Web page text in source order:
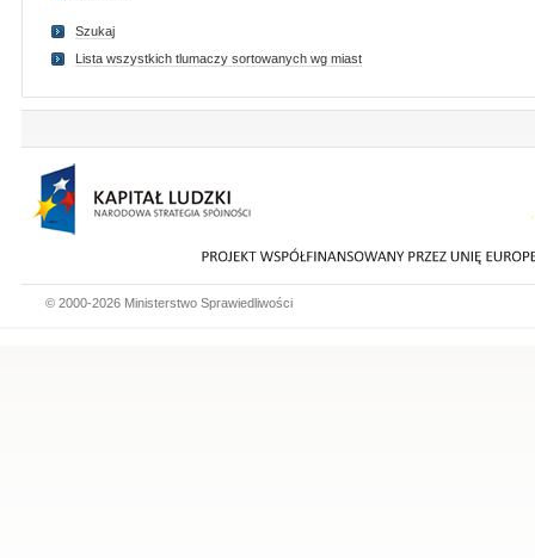
Szukaj
Lista wszystkich tlumaczy sortowanych wg miast
© 2000-2026 Ministerstwo Sprawiedliwości